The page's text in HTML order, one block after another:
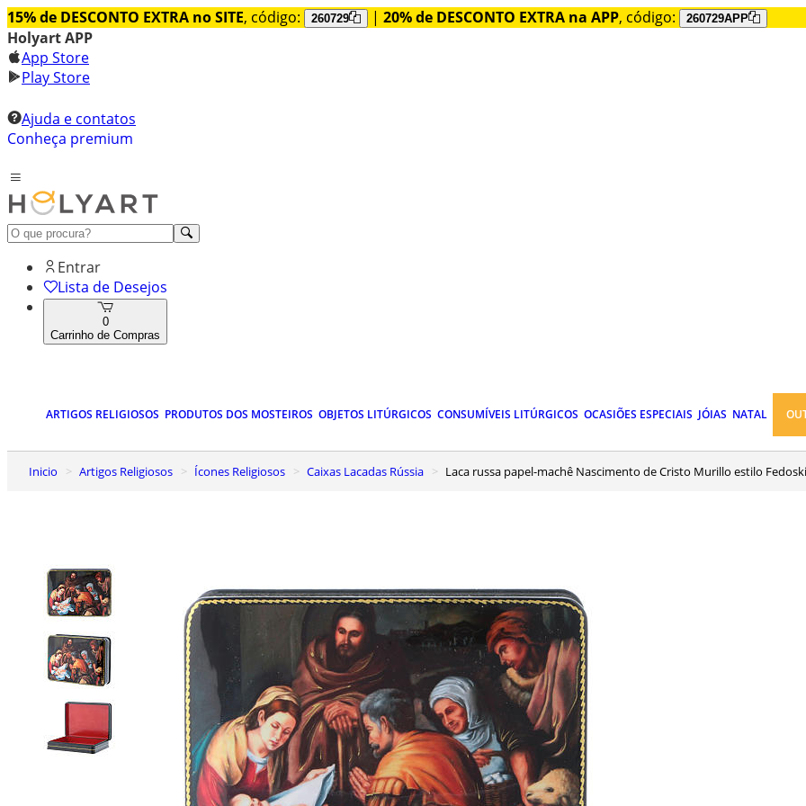
15% de DESCONTO EXTRA no SITE, código: 260729 | 20% de DESCONTO EXTRA na APP, código: 260729APP
Holyart APP
App Store
Play Store
Ajuda e contatos
Conheça premium
Entrar
Lista de Desejos
0
Carrinho de Compras
ARTIGOS RELIGIOSOS PRODUTOS DOS MOSTEIROS OBJETOS LITÚRGICOS CONSUMÍVEIS LITÚRGICOS OCASIÕES ESPECIAIS JÓIAS NATAL
Inicio Artigos Religiosos Ícones Religiosos Caixas Lacadas Rússia Laca russa papel-machê Nascimento de Cristo Murillo estilo